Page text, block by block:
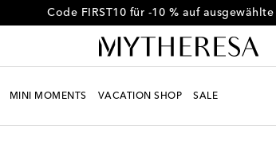
Erhalten Sie -10 % auf Ihre erste Bestellung
MINI MOMENTS VACATION SHOP SALE